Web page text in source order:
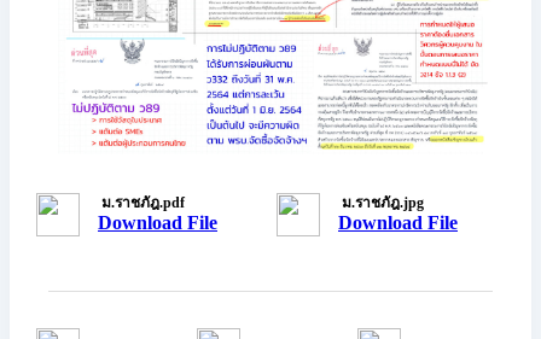
ม.ราชภัฎ.pdf
Download File
ม.ราชภัฎ.jpg
Download File